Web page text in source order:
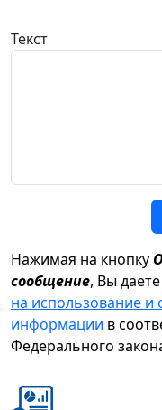
Текст
Нажимая на кнопку
сообщение, Вы
на использование и
информации в
Федерального